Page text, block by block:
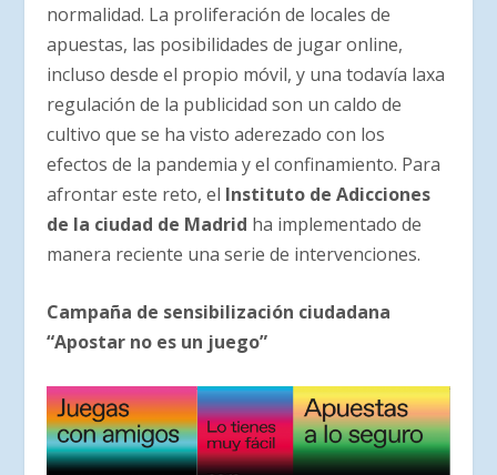
normalidad. La proliferación de locales de
apuestas, las posibilidades de jugar online,
incluso desde el propio móvil, y una todavía laxa
regulación de la publicidad son un caldo de
cultivo que se ha visto aderezado con los
efectos de la pandemia y el confinamiento. Para
afrontar este reto, el Instituto de Adicciones
de la ciudad de Madrid ha implementado de
manera reciente una serie de intervenciones.
Campaña de sensibilización ciudadana
“Apostar no es un juego”